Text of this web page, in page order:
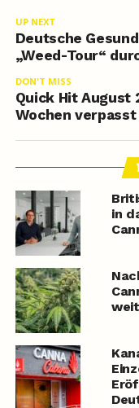
UP NEXT
Deutsche
„Weed-Tour“
DON'T MISS
Quick Hit August
Wochen verpasst
in